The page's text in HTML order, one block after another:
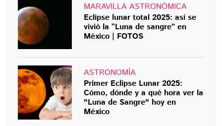
MARAVILLA ASTRONÓMICA
Eclipse lunar total 2025: así se
vivió la “Luna de sangre” en
México | FOTOS
ASTRONOMÍA
Primer Eclipse Lunar 2025:
Cómo, dónde y a qué hora ver la
"Luna de Sangre" hoy en
México